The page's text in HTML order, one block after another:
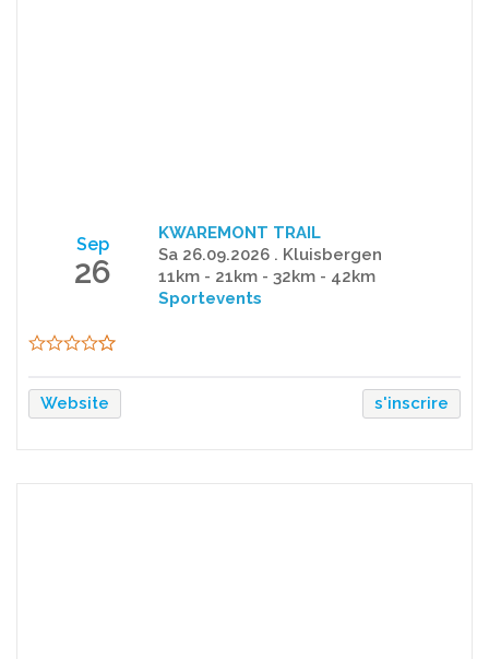
Sep
26
KWAREMONT TRAIL
Sa 26.09.2026 . Kluisbergen
11km - 21km - 32km - 42km
Sportevents
Website s'inscrire